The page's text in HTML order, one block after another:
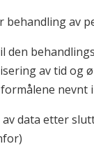
av
den
av tid og
nevnt
data etter